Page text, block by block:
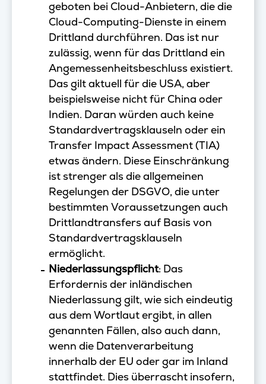
geboten bei Cloud-Anbietern, die die
Cloud-Computing-Dienste in einem
Drittland durchführen. Das ist nur
zulässig, wenn für das Drittland ein
Angemessenheitsbeschluss existiert.
Das gilt aktuell für die USA, aber
beispielsweise nicht für China oder
Indien. Daran würden auch keine
Standardvertragsklauseln oder ein
Transfer Impact Assessment (TIA)
etwas ändern. Diese Einschränkung
ist strenger als die allgemeinen
Regelungen der DSGVO, die unter
bestimmten Voraussetzungen auch
Drittlandtransfers auf Basis von
Standardvertragsklauseln
ermöglicht.
Niederlassungspflicht: Das
Erfordernis der inländischen
Niederlassung gilt, wie sich eindeutig
aus dem Wortlaut ergibt, in allen
genannten Fällen, also auch dann,
wenn die Datenverarbeitung
innerhalb der EU oder gar im Inland
stattfindet. Dies überrascht insofern,